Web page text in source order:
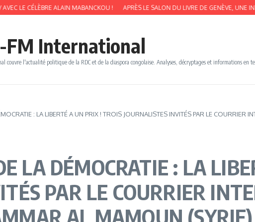
ALAIN MABANCKOU ! APRÈS LE SALON DU LIVRE DE GENÈVE, UNE INTERVIEW
FM International
couvre l'actualité politique de la RDC et de la diaspora congolaise. Analyses, décryptages et informations en
: LA LIBERTÉ A UN PRIX ! TROIS JOURNALISTES INVITÉS PAR LE
LA DÉMOCRATIE : LA
PAR LE COURRIER
AL MAMOUN